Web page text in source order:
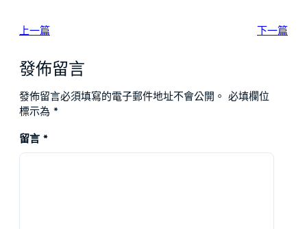
上一篇 下一篇
發佈留言
發佈留言必須填寫的電子郵件地址不會公開。 必填欄位
標示為 *
留言 *